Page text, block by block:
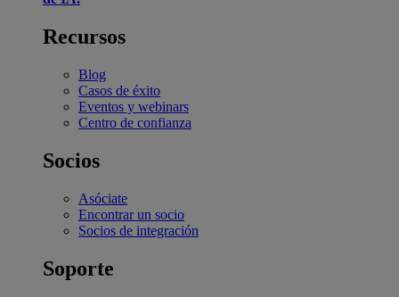
Recursos
Blog
Casos de éxito
Eventos y webinars
Centro de confianza
Socios
Asóciate
Encontrar un socio
Socios de integración
Soporte